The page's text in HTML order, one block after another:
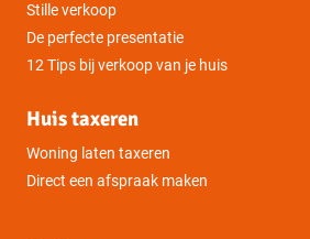
Stille verkoop
De perfecte presentatie
12 Tips bij verkoop van je huis
Huis taxeren
Woning laten taxeren
Direct een afspraak maken